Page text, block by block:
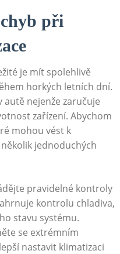
při
je mít spolehlivě
horkých letních dní.
autě nejenže⁢ zaručuje
‌zařízení. Abychom
mohou vést‌ k
jednoduchých
pravidelné ‌kontroly
kontrolu chladiva,‍
stavu systému.
‌se extrémním
nastavit klimatizaci